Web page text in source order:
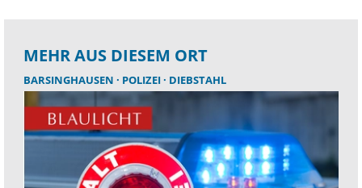
MEHR AUS DIESEM ORT
BARSINGHAUSEN POLIZEI DIEBSTAHL